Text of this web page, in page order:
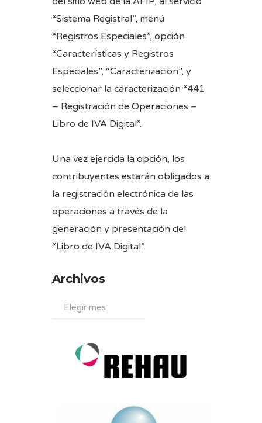
“Sistema Registral”, menú
“Registros Especiales”, opción
“Características y Registros
Especiales”, “Caracterización”, y
seleccionar la caracterización “441
– Registración de Operaciones –
Libro de IVA Digital”.
Una vez ejercida la opción, los
contribuyentes estarán obligados a
la registración electrónica de las
operaciones a través de la
generación y presentación del
“Libro de IVA Digital”.
Archivos
Archivos